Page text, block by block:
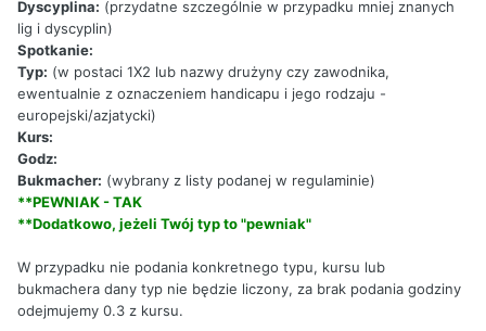
Dyscyplina: (przydatne szczególnie w przypadku mniej znanych
lig i dyscyplin)
Spotkanie:
Typ: (w postaci 1X2 lub nazwy drużyny czy zawodnika,
ewentualnie z oznaczeniem handicapu i jego rodzaju -
europejski/azjatycki)
Kurs:
Godz:
Bukmacher: (wybrany z listy podanej w regulaminie)
**PEWNIAK - TAK
**Dodatkowo, jeżeli Twój typ to "pewniak"
W przypadku nie podania konkretnego typu, kursu lub
bukmachera dany typ nie będzie liczony, za brak podania godziny
odejmujemy 0.3 z kursu.